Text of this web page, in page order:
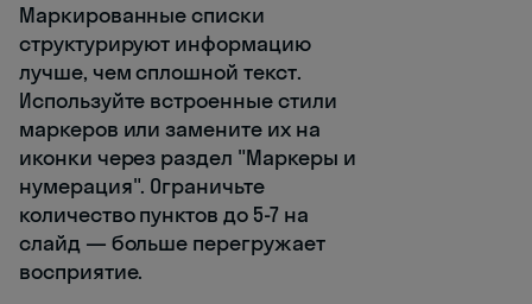
Маркированные списки
структурируют информацию
лучше, чем сплошной текст.
Используйте встроенные стили
маркеров или замените их на
иконки через раздел "Маркеры и
нумерация". Ограничьте
количество пунктов до 5-7 на
слайд — больше перегружает
восприятие.